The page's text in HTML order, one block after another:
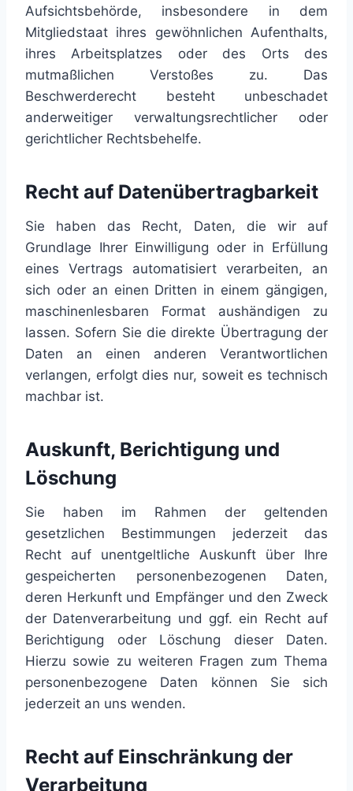
Aufsichtsbehörde, insbesondere in dem
Mitgliedstaat ihres gewöhnlichen Aufenthalts,
ihres Arbeitsplatzes oder des Orts des
mutmaßlichen Verstoßes zu. Das
Beschwerderecht besteht unbeschadet
anderweitiger verwaltungsrechtlicher oder
gerichtlicher Rechtsbehelfe.
Recht auf Daten­übertrag­barkeit
Sie haben das Recht, Daten, die wir auf
Grundlage Ihrer Einwilligung oder in Erfüllung
eines Vertrags automatisiert verarbeiten, an
sich oder an einen Dritten in einem gängigen,
maschinenlesbaren Format aushändigen zu
lassen. Sofern Sie die direkte Übertragung der
Daten an einen anderen Verantwortlichen
verlangen, erfolgt dies nur, soweit es technisch
machbar ist.
Auskunft, Berichtigung und
Löschung
Sie haben im Rahmen der geltenden
gesetzlichen Bestimmungen jederzeit das
Recht auf unentgeltliche Auskunft über Ihre
gespeicherten personenbezogenen Daten,
deren Herkunft und Empfänger und den Zweck
der Datenverarbeitung und ggf. ein Recht auf
Berichtigung oder Löschung dieser Daten.
Hierzu sowie zu weiteren Fragen zum Thema
personenbezogene Daten können Sie sich
jederzeit an uns wenden.
Recht auf Einschränkung der
Verarbeitung